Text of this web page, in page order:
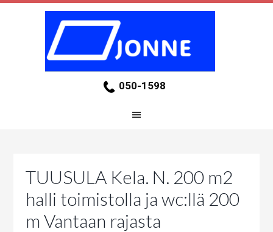
050-1598
TUUSULA Kela. N. 200 m2
halli toimistolla ja wc:llä 200
m Vantaan rajasta